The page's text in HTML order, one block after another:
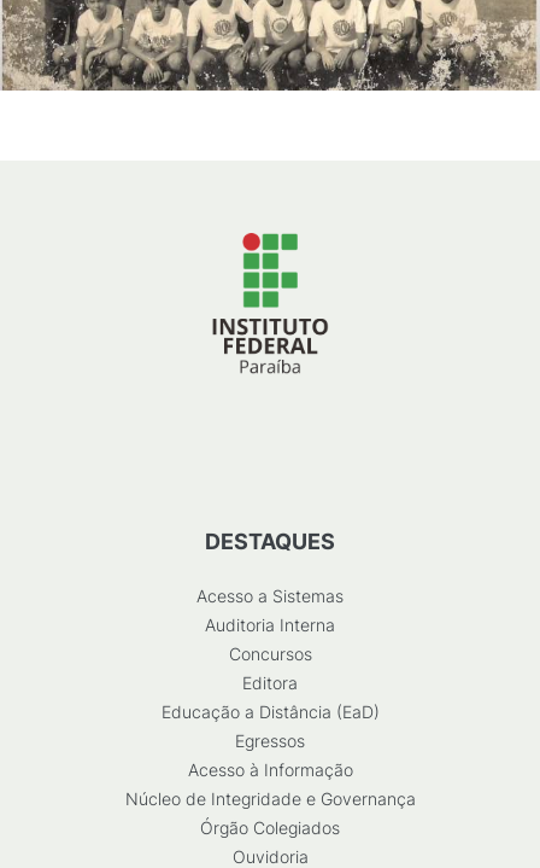
DESTAQUES
Acesso a Sistemas
Auditoria Interna
Concursos
Editora
Educação a Distância (EaD)
Egressos
Acesso à Informação
Núcleo de Integridade e Governança
Órgão Colegiados
Ouvidoria